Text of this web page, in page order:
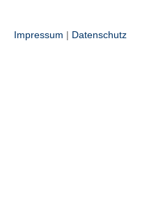
Impressum | Datenschutz